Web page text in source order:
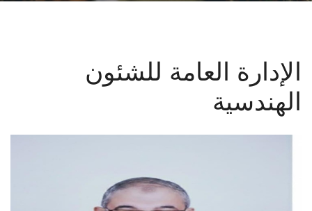
الإدارة العامة للشئون
الهندسية